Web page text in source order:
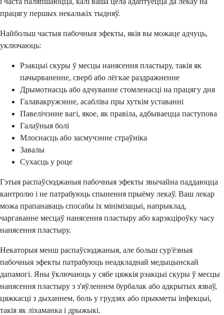
працягу першых некалькіх тыдняў.
Найбольш частыя пабочныя эфекты, якія вы можаце адчуць,
уключаюць:
Рэакцыі скуры ў месцы нанясення пластыру, такія як
пачырваненне, сверб або лёгкае раздражненне
Дрымотнасць або адчуванне стомленасці на працягу дня
Галавакружэнне, асабліва пры хуткім уставанні
Павелічэнне вагі, якое, як правіла, адбываецца паступова
Галаўныя болі
Млоснасць або засмучэнне страўніка
Завалы
Сухасць у роце
Гэтыя распаўсюджаныя пабочныя эфекты звычайна паддаюцца
кантролю і не патрабуюць спынення прыёму лекаў. Ваш лекар
можа прапанаваць спосабы іх мінімізацыі, напрыклад,
чаргаванне месцаў нанясення пластыру або карэкціроўку часу
нанясення пластыру.
Некаторыя менш распаўсюджаныя, але больш сур'ёзныя
пабочныя эфекты патрабуюць неадкладнай медыцынскай
дапамогі. Яны ўключаюць у сябе цяжкія рэакцыі скуры ў месцы
нанясення пластыру з з'яўленнем бурбалак або адкрытых язваў,
цяжкасці з дыханнем, боль у грудзях або прыкметы інфекцыі,
такія як ліхаманка і дрыжыкі.